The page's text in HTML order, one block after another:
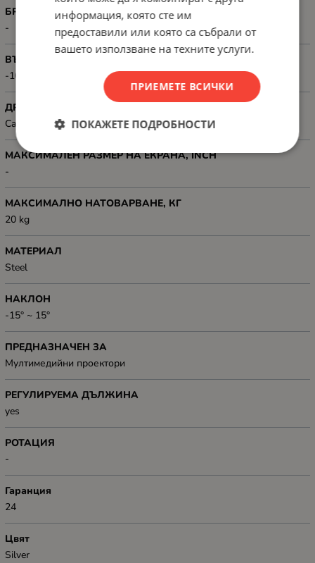
БРОЙ ДИСПЛЕИ
-
ВЪРТЕНЕ
-10° ~ 10°
ДРУГИ
Cable Management
МАКСИМАЛЕН РАЗМЕР НА ЕКРАНА, INCH
-
МАКСИМАЛНО НАТОВАРВАНЕ, КГ
20 kg
МАТЕРИАЛ
Steel
НАКЛОН
-15° ~ 15°
ПРЕДНАЗНАЧЕН ЗА
Mултимедийни проектори
РЕГУЛИРУЕМА ДЪЛЖИНА
yes
РОТАЦИЯ
-
Гаранция
24
Цвят
Silver
информация, която сте им
предоставили или която са събрали от
вашето използване на техните услуги.
ПРИЕМЕТЕ ВСИЧКИ
ПОКАЖЕТЕ ПОДРОБНОСТИ